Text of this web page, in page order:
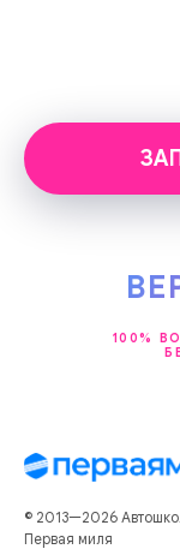
100%
© 2013—2026
Первая миля